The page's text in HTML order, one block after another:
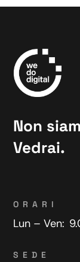
Non
Vedrai.
ORARI
Lun – Ven:
SEDE